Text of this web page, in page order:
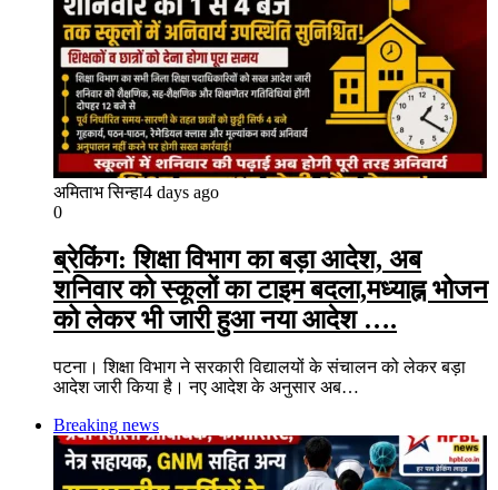
अमिताभ सिन्हा4 days ago
0
ब्रेकिंग: शिक्षा विभाग का बड़ा आदेश, अब
शनिवार को स्कूलों का टाइम बदला,मध्याह्न भोजन
को लेकर भी जारी हुआ नया आदेश ….
पटना। शिक्षा विभाग ने सरकारी विद्यालयों के संचालन को लेकर बड़ा
आदेश जारी किया है। नए आदेश के अनुसार अब…
Breaking news